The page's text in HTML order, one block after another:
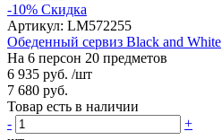
-10% Скидка
Артикул: LM572255
Обеденный сервиз Black and White
На 6 персон 20 предметов
6 935 руб. /шт
7 680 руб.
Товар есть в наличии
-
+